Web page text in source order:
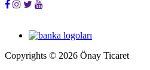
Copyrights © 2026 Önay Ticaret